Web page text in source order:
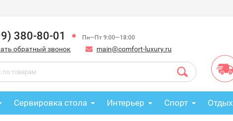
380-80-01 Пн—Пт 9:00—18:00
обратный звонок main@comfort-luxury.ru
Сервировка стола Интерьер Спорт Отдых